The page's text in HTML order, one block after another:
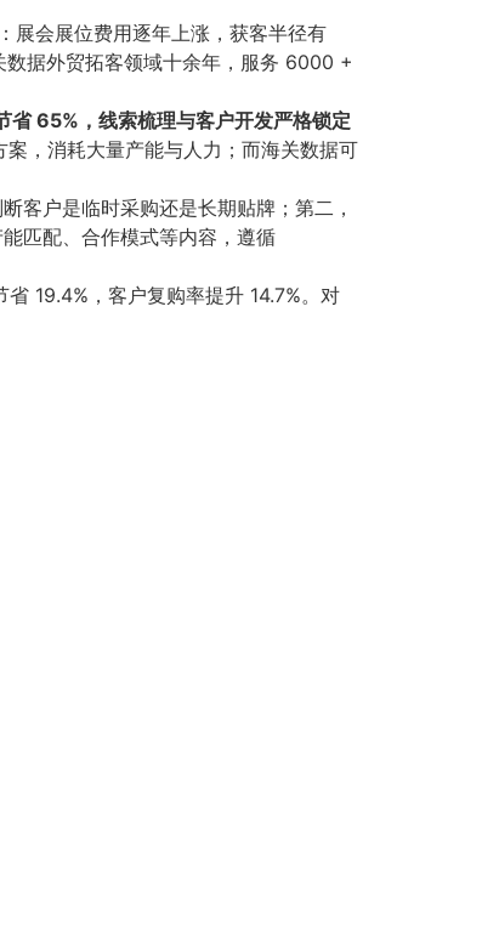
展会展位费用逐年上涨，获客半径有
数据外贸拓客领域十余年，服务 6000 +
65%，线索梳理与客户开发严格锁定
，消耗大量产能与人力；而海关数据可
客户是临时采购还是长期贴牌；第二，
匹配、合作模式等内容，遵循
19.4%，客户复购率提升 14.7%。对